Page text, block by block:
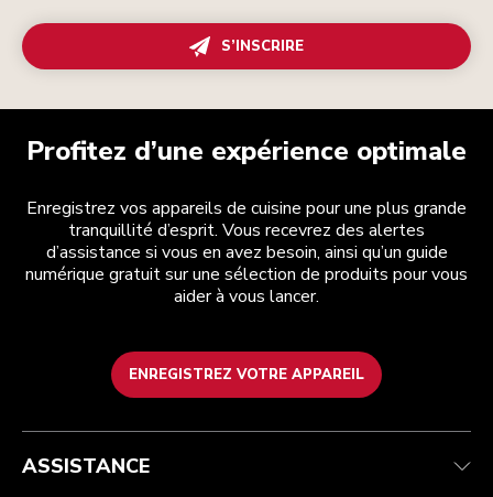
S’INSCRIRE
Profitez d’une expérience optimale
Enregistrez vos appareils de cuisine pour une plus grande
tranquillité d’esprit. Vous recevrez des alertes
d’assistance si vous en avez besoin, ainsi qu’un guide
numérique gratuit sur une sélection de produits pour vous
aider à vous lancer.
ENREGISTREZ VOTRE APPAREIL
Service après-vente
Garantie et documents
Contactez-nous
Conditions générales de vente
Retours et remboursements
Imprint
La marque
Trouver une boutique
ASSISTANCE